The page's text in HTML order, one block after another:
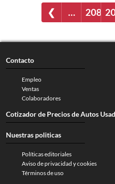
❮ … 208
Contacto
Empleo
Ventas
Colaboradores
Cotizador de Precios de Autos
Nuestras politicas
Políticas editoriales
Aviso de privacidad y cookies
Términos de uso